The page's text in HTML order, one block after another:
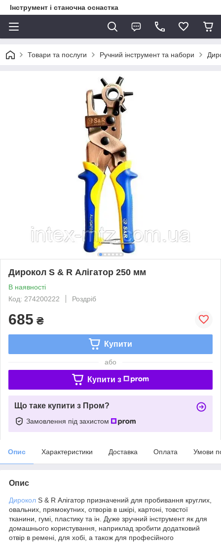
Інструмент і станочна оснастка
Товари та послуги Ручний інструмент та набори
Дирокол S & R Алігатор 250 мм
В наявності
Код: 274200222
Роздріб
685 ₴
Купити
або
Купити з
Що таке купити з Пром?
Замовлення під захистом
Опис Характеристики Доставка Оплата Умови
Опис
Дирокол S & R Алігатор призначений для пробивання круглих,
овальних, прямокутних, отворів в шкірі, картоні, товстої
тканини, гумі, пластику та ін. Дуже зручний інструмент як для
домашнього користування, наприклад зробити додатковий
отвір в ремені, для хобі, а також для професійного